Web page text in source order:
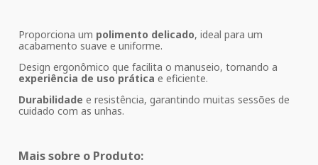
Proporciona um polimento delicado, ideal para um
acabamento suave e uniforme.
Design ergonômico que facilita o manuseio, tornando a
experiência de uso prática e eficiente.
Durabilidade e resistência, garantindo muitas sessões de
cuidado com as unhas.
Mais sobre o Produto: